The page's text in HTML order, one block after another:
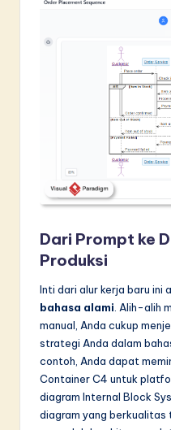
o
Dari Prompt ke
Produksi
Inti dari alur kerja baru ini
bahasa alami . Alih-alih
manual, Anda cukup
strategi Anda dalam
contoh, Anda dapat
Container C4 untuk
diagram Internal Block
diagram yang berkualitas